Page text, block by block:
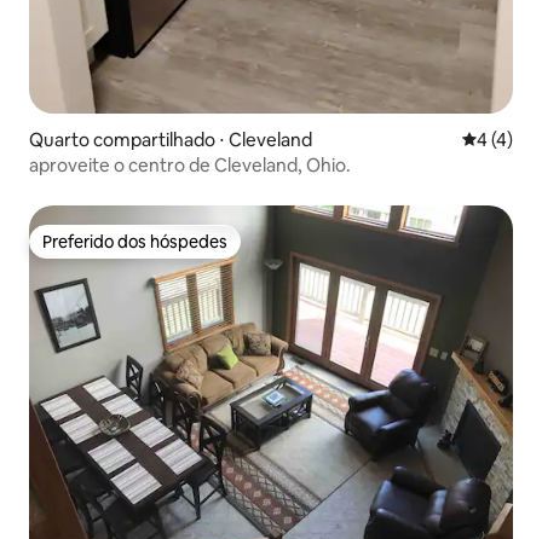
Quarto compartilhado ⋅ Cleveland 4 de
4 (4)
aproveite o centro de Cleveland, Ohio.
Preferido dos hóspedes
Preferido dos hóspedes